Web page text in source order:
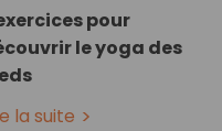
pour
le yoga des
la suite